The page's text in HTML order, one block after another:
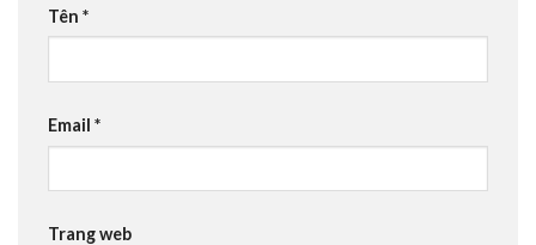
Tên *
Email *
Trang web